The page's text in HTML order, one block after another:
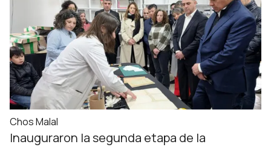
Chos Malal
Inauguraron la segunda etapa de la